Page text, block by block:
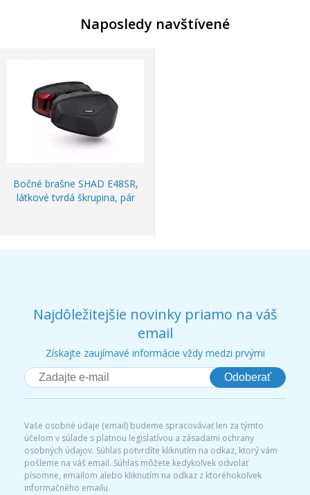
Naposledy navštívené
Bočné brašne SHAD E48SR,
látkové tvrdá škrupina, pár
Najdôležitejšie novinky priamo na váš
email
Získajte zaujímavé informácie vždy medzi prvými
Odoberať
Vaše osobné údaje (email) budeme spracovávať len za týmto
účelom v súlade s platnou legislatívou a zásadami ochrany
osobných údajov. Súhlas potvrdíte kliknutím na odkaz, ktorý vám
pošleme na váš email. Súhlas môžete kedykoľvek odvolať
písomne, emailom alebo kliknutím na odkaz z ktoréhokoľvek
informačného emailu.